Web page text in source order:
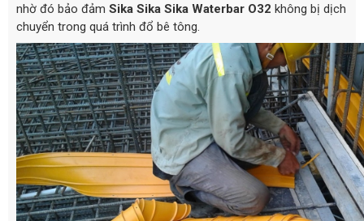
nhờ đó bảo đảm Sika Sika Sika Waterbar O32 không bị dịch
chuyển trong quá trình đổ bê tông.